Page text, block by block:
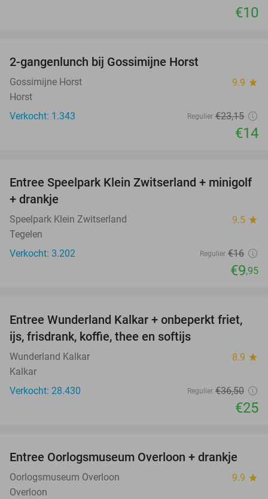
€10
2-gangenlunch bij Gossimijne Horst
Gossimijne Horst 9.9 star
Horst
Verkocht: 1.343
Regulier €23,15
€14
38%
Entree Speelpark Klein Zwitserland + minigolf
+ drankje
Speelpark Klein Zwitserland 9.5 star
Tegelen
Verkocht: 3.202
Regulier €16
€9,95
32%
Entree Wunderland Kalkar + onbeperkt friet,
ijs, frisdrank, koffie, thee en softijs
Wunderland Kalkar 8.9 star
Kalkar
Verkocht: 28.430
Regulier €36,50
€25
15%
Entree Oorlogsmuseum Overloon + drankje
Oorlogsmuseum Overloon 9.9 star
Overloon